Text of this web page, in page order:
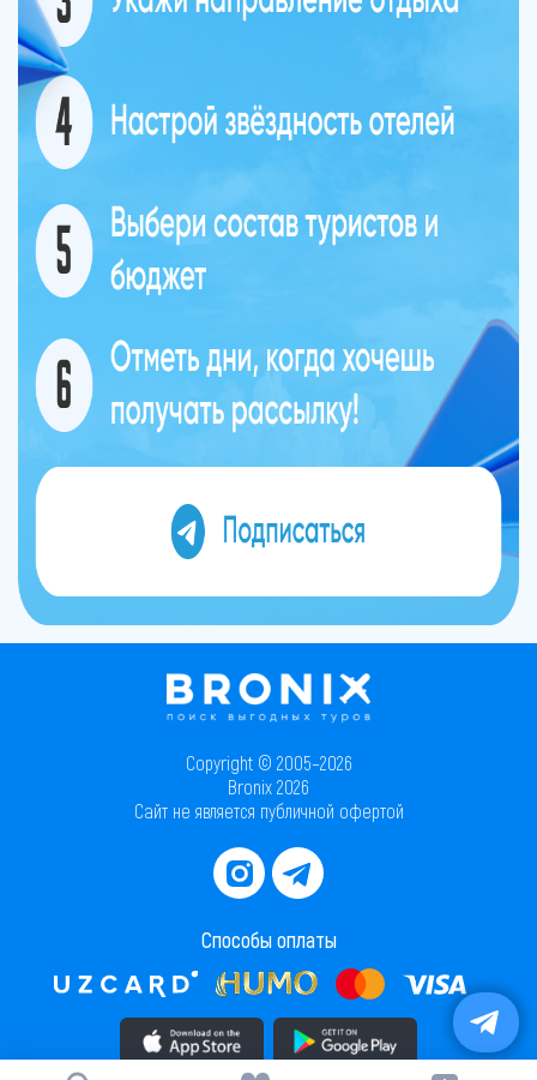
Copyright © 2005–2026
Bronix 2026
Сайт не является публичной офертой
Способы оплаты
Скачать приложение в AppStore Скачать приложение в PlayMarket